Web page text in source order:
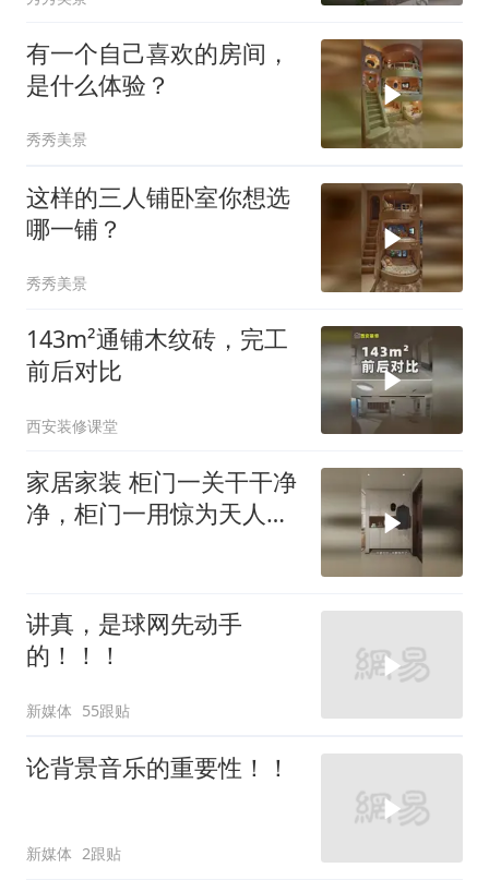
有一个自己喜欢的房间，
是什么体验？
秀秀美景
这样的三人铺卧室你想选
哪一铺？
秀秀美景
143m²通铺木纹砖，完工
前后对比
西安装修课堂
家居家装 柜门一关干干净
净，柜门一用惊为天人！
讲真，是球网先动手
的！！！
新媒体 55跟贴
论背景音乐的重要性！！
新媒体 2跟贴